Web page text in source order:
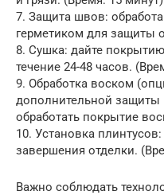
7. Защита швов:
герметиком для защиты
8. Сушка: дайте
течение 24-48 часов.
9. Обработка воском
дополнительной
обработать покрытие
10. Установка
завершения отделки.
Важно соблюдать